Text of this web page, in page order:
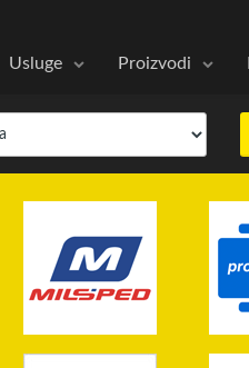
Usluge Proizvodi